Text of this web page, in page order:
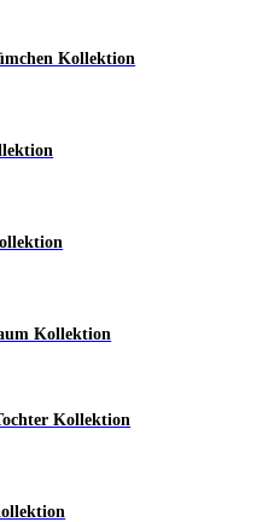
Kollektion
Kollektion
Kollektion